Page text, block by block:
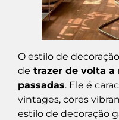
O estilo de
de trazer de volta a
passadas. Ele é
vintages, cores
estilo de decoração